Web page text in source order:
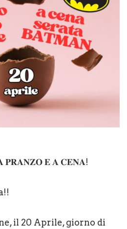
𝐏𝐑𝐀𝐍𝐙𝐎 𝐄 𝐀 𝐂𝐄𝐍𝐀!
il 20 Aprile, giorno di